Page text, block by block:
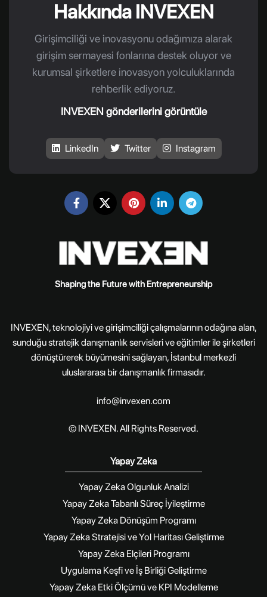
Hakkında INVEXEN
Girişimciliği ve inovasyonu odağımıza alarak
girişim sermayesi fonlarına destek oluyor ve
kurumsal şirketlere inovasyon yolculuklarında
rehberlik ediyoruz.
INVEXEN gönderilerini görüntüle
LinkedIn Twitter Instagram
Shaping the Future with Entrepreneurship
INVEXEN, teknolojiyi ve girişimciliği çalışmalarının odağına alan,
sunduğu stratejik danışmanlık servisleri ve eğitimler ile şirketleri
dönüştürerek büyümesini sağlayan, İstanbul merkezli
uluslararası bir danışmanlık firmasıdır.
info@invexen.com
© INVEXEN. All Rights Reserved.
Yapay Zeka
Yapay Zeka Olgunluk Analizi
Yapay Zeka Tabanlı Süreç İyileştirme
Yapay Zeka Dönüşüm Programı
Yapay Zeka Stratejisi ve Yol Haritası Geliştirme
Yapay Zeka Elçileri Programı
Uygulama Keşfi ve İş Birliği Geliştirme
Yapay Zeka Etki Ölçümü ve KPI Modelleme